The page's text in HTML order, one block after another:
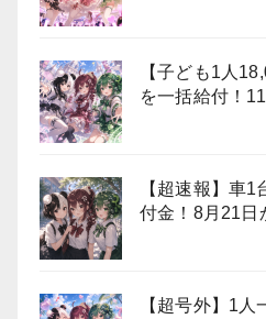
【子ども1人
を一括給付！
【超速報】車
付金！8月21日
【超号外】1